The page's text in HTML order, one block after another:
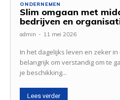
ONDERNEMEN
Slim omgaan met
bedrijven en
admin - 11 mei 2026
In het dagelijks leven en zeker
belangrijk om verstandig om te
je beschikking...
Lees verder